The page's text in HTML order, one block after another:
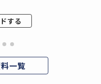
する
一覧